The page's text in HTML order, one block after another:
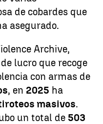
de cobardes que
asegurado.
Archive,
lucro que recoge
con armas de
, en 2025 ha
masivos.
un total de 503